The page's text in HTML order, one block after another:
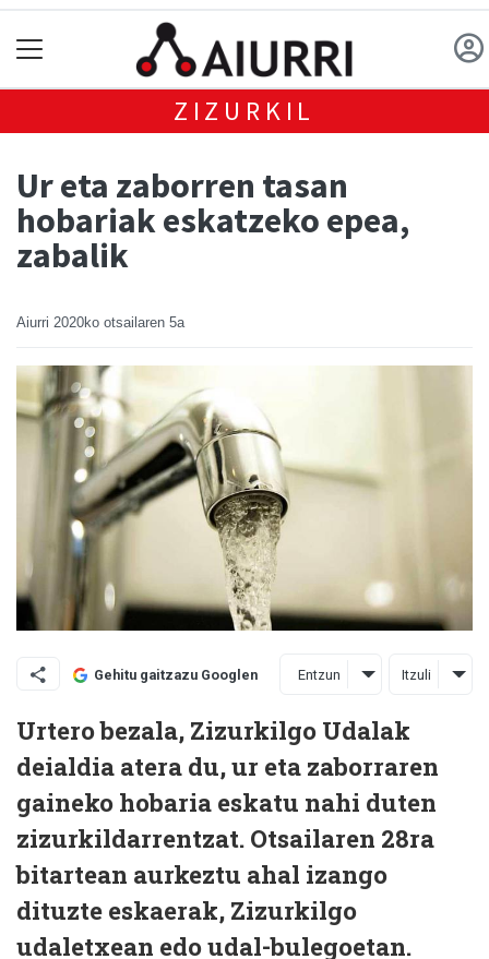
ZIZURKIL
Ur eta zaborren tasan
hobariak eskatzeko epea,
zabalik
Aiurri 2020ko otsailaren 5a
Gehitu gaitzazu Googlen Entzun Itzuli
Urtero bezala, Zizurkilgo Udalak
deialdia atera du, ur eta zaborraren
gaineko hobaria eskatu nahi duten
zizurkildarrentzat. Otsailaren 28ra
bitartean aurkeztu ahal izango
dituzte eskaerak, Zizurkilgo
udaletxean edo udal-bulegoetan.